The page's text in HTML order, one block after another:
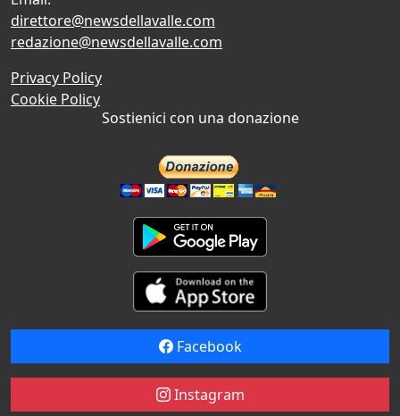
direttore@newsdellavalle.com
redazione@newsdellavalle.com
Privacy Policy
Cookie Policy
Sostienici con una donazione
Facebook
Instagram